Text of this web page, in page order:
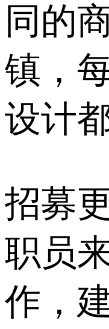
同的
镇，
设计
招募
职员
作，